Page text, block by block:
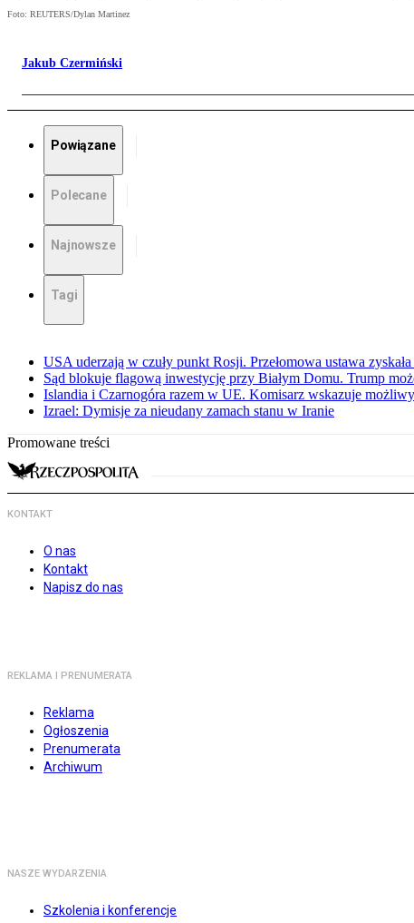
Foto: REUTERS/Dylan Martinez
Jakub Czermiński
Powiązane
Polecane
Najnowsze
Tagi
USA uderzają w czuły punkt Rosji. Przełomowa ustawa
Sąd blokuje flagową inwestycję przy Białym Domu. Trump
Islandia i Czarnogóra razem w UE. Komisarz wskazuje
Izrael: Dymisje za nieudany zamach stanu w Iranie
Promowane treści
KONTAKT
O nas
Kontakt
Napisz do nas
REKLAMA I PRENUMERATA
Reklama
Ogłoszenia
Prenumerata
Archiwum
NASZE WYDARZENIA
Szkolenia i konferencje